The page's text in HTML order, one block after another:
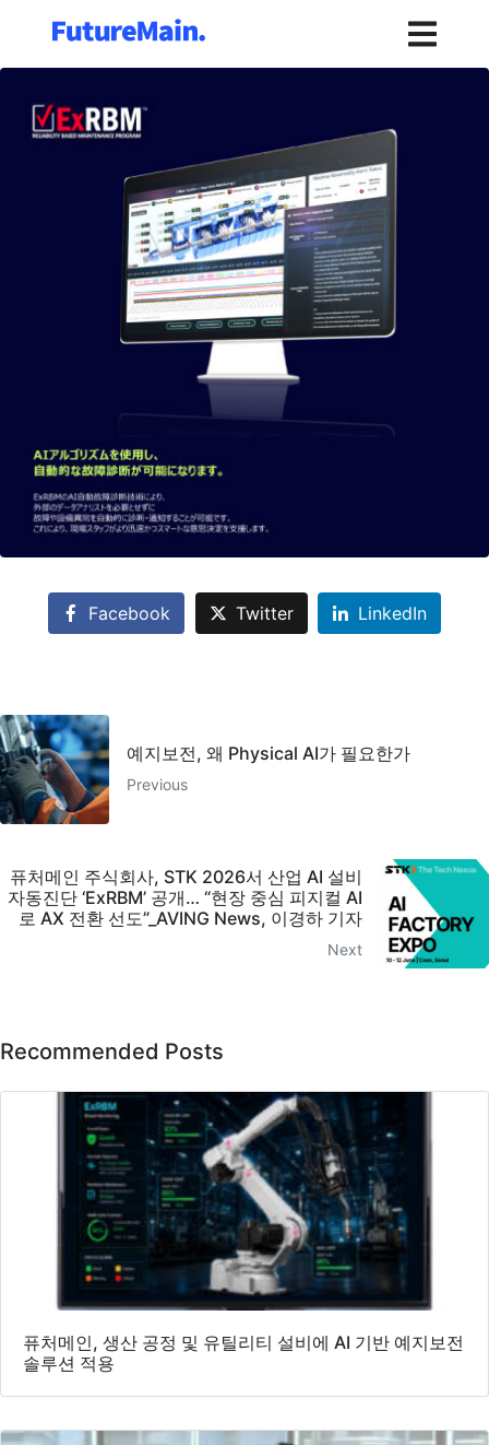
Facebook Twitter LinkedIn
예지보전, 왜 Physical AI가 필요한가
Previous
퓨처메인 주식회사, STK 2026서 산업 AI 설비
자동진단 ‘ExRBM’ 공개… “현장 중심 피지컬 AI
로 AX 전환 선도”_AVING News, 이경하 기자
Next
Recommended Posts
퓨처메인, 생산 공정 및 유틸리티 설비에 AI 기반 예지보전
솔루션 적용